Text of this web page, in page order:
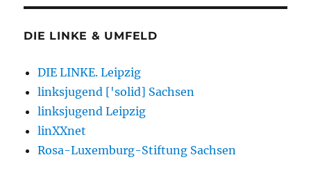
DIE LINKE & UMFELD
DIE LINKE. Leipzig
linksjugend ['solid] Sachsen
linksjugend Leipzig
linXXnet
Rosa-Luxemburg-Stiftung Sachsen